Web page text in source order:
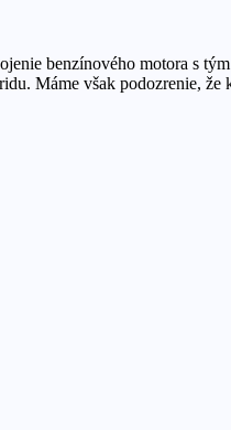
benzínového motora s
Máme však podozrenie,